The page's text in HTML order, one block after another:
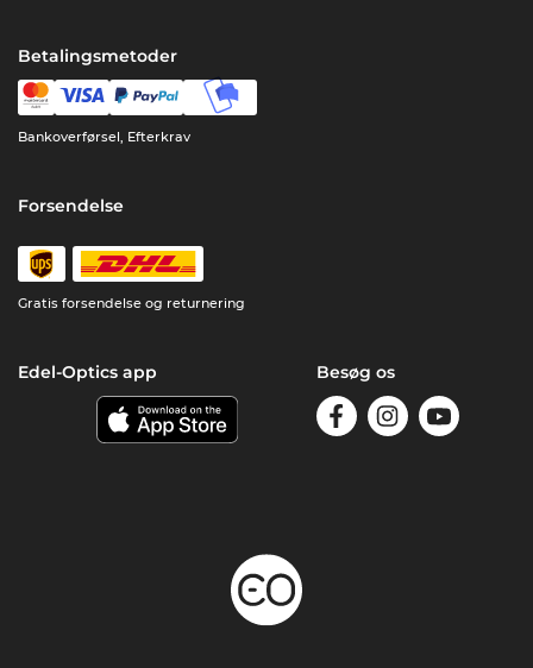
Betalingsmetoder
Bankoverførsel, Efterkrav
Forsendelse
Gratis forsendelse og returnering
Edel-Optics app Besøg os